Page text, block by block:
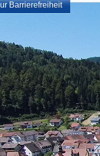
Barrierefreiheit